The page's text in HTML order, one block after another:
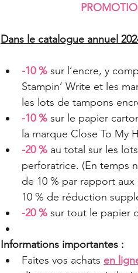
Dans le catalogue annuel
-10 % sur l’encre, y
Stampin’ Write et les
les lots de tampons
-10 % sur le papier
la marque Close To My
-20 % au total sur les
perforatrice. (En temps
de 10 % par rapport
10 % de réduction
-20 % sur tout le papier
Informations importantes :
Faites vos achats en